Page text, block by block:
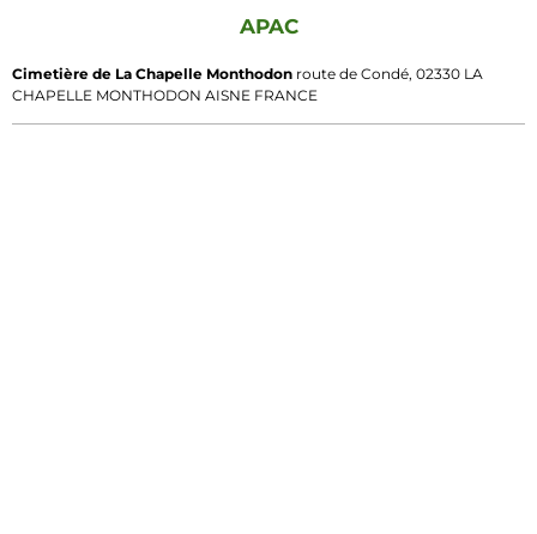
APAC
Cimetière de La Chapelle Monthodon route de Condé, 02330 LA
CHAPELLE MONTHODON AISNE FRANCE